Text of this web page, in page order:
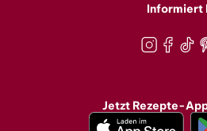
Informiert
Jetzt Rezepte-